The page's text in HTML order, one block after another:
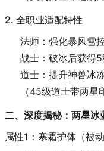
2. 全职业适配特性
法师：强化暴风雪
战士：破冰后获得
道士：提升神兽冰
（45级道士带两星
二、深度揭秘：两星冰
属性1：寒霜护体（被动